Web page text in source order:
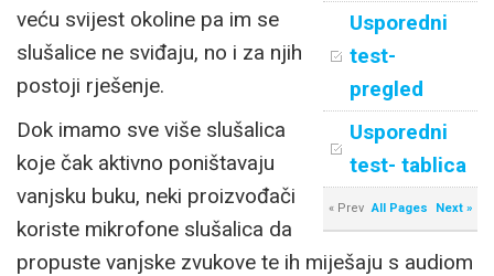
Usporedni
test-
pregled
Usporedni
test- tablica
« Prev All Pages Next »
veću svijest okoline pa im se
slušalice ne sviđaju, no i za njih
postoji rješenje.
Dok imamo sve više slušalica
koje čak aktivno poništavaju
vanjsku buku, neki proizvođači
koriste mikrofone slušalica da
propuste vanjske zvukove te ih miješaju s audiom